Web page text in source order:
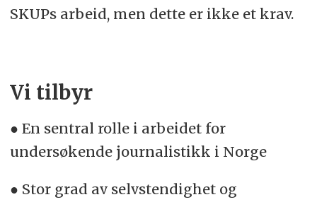
SKUPs arbeid, men dette er ikke et krav.
Vi tilbyr
● En sentral rolle i arbeidet for
undersøkende journalistikk i Norge
● Stor grad av selvstendighet og